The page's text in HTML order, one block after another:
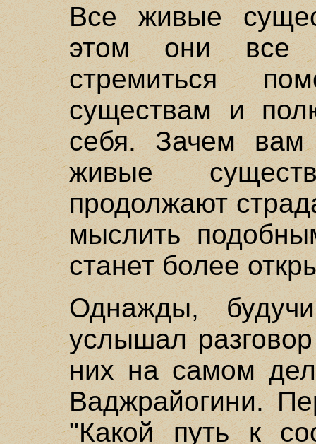
Все живые
этом они все
стремиться
существам и
себя. Зачем вам
живые
продолжают
мыслить
станет более
Однажды,
услышал
них на самом
Ваджрайогини.
"Какой путь к